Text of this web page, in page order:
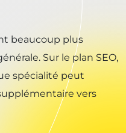
beaucoup plus
Sur le plan SEO,
spécialité peut
vers